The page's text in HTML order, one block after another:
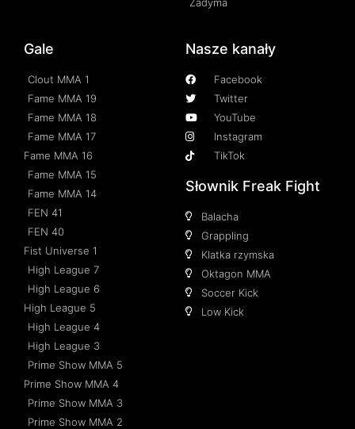
Gale
Clout MMA 1
Fame MMA 19
Fame MMA 18
Fame MMA 17
Fame MMA 16
Fame MMA 15
Fame MMA 14
FEN 41
FEN 40
Fist Universe 1
High League 7
High League 6
High League 5
High League 4
High League 3
Prime Show MMA 5
Prime Show MMA 4
Prime Show MMA 3
Prime Show MMA 2
Nasze kanały
Facebook
Twitter
YouTube
Instagram
TikTok
Słownik Freak Fight
Balacha
Grappling
Klatka rzymska
Oktagon MMA
Soccer Kick
Low Kick